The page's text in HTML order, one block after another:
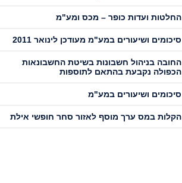
החלטות ועדות כופר – מכס ומע"מ
סיכומים ושיעורים במע"מ מעודכן לינואר 2011
החובה בניהול חשבונות בשיטת החשבונאות
הכפולה נקבעת בהתאם לתוספות
סיכומים ושיעורים במע"מ
הקלות במס ערך מוסף לאזור סחר חופשי אילת